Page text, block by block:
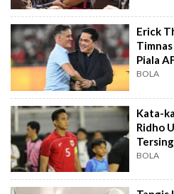
Erick
Piala
Out?
BOLA
Kata-
Ridho
BOLA